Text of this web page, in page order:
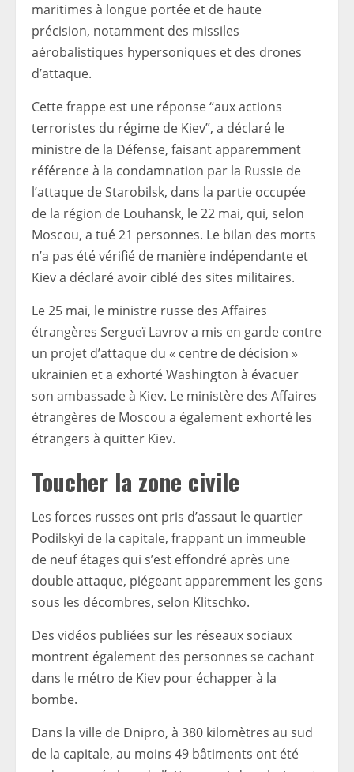
maritimes à longue portée et de haute
précision, notamment des missiles
aérobalistiques hypersoniques et des drones
d’attaque.
Cette frappe est une réponse “aux actions
terroristes du régime de Kiev”, a déclaré le
ministre de la Défense, faisant apparemment
référence à la condamnation par la Russie de
l’attaque de Starobilsk, dans la partie occupée
de la région de Louhansk, le 22 mai, qui, selon
Moscou, a tué 21 personnes. Le bilan des morts
n’a pas été vérifié de manière indépendante et
Kiev a déclaré avoir ciblé des sites militaires.
Le 25 mai, le ministre russe des Affaires
étrangères Sergueï Lavrov a mis en garde contre
un projet d’attaque du « centre de décision »
ukrainien et a exhorté Washington à évacuer
son ambassade à Kiev. Le ministère des Affaires
étrangères de Moscou a également exhorté les
étrangers à quitter Kiev.
Toucher la zone civile
Les forces russes ont pris d’assaut le quartier
Podilskyi de la capitale, frappant un immeuble
de neuf étages qui s’est effondré après une
double attaque, piégeant apparemment les gens
sous les décombres, selon Klitschko.
Des vidéos publiées sur les réseaux sociaux
montrent également des personnes se cachant
dans le métro de Kiev pour échapper à la
bombe.
Dans la ville de Dnipro, à 380 kilomètres au sud
de la capitale, au moins 49 bâtiments ont été